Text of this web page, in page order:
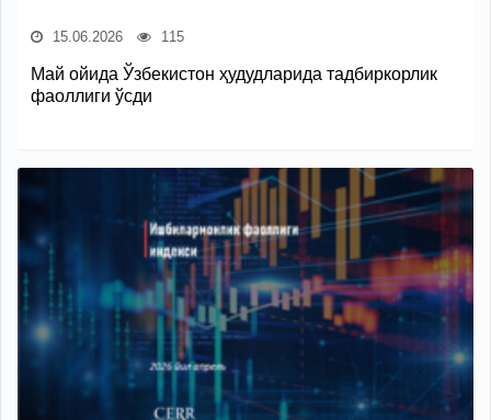
15.06.2026 115
Май ойида Ўзбекистон ҳудудларида тадбиркорлик
фаоллиги ўсди